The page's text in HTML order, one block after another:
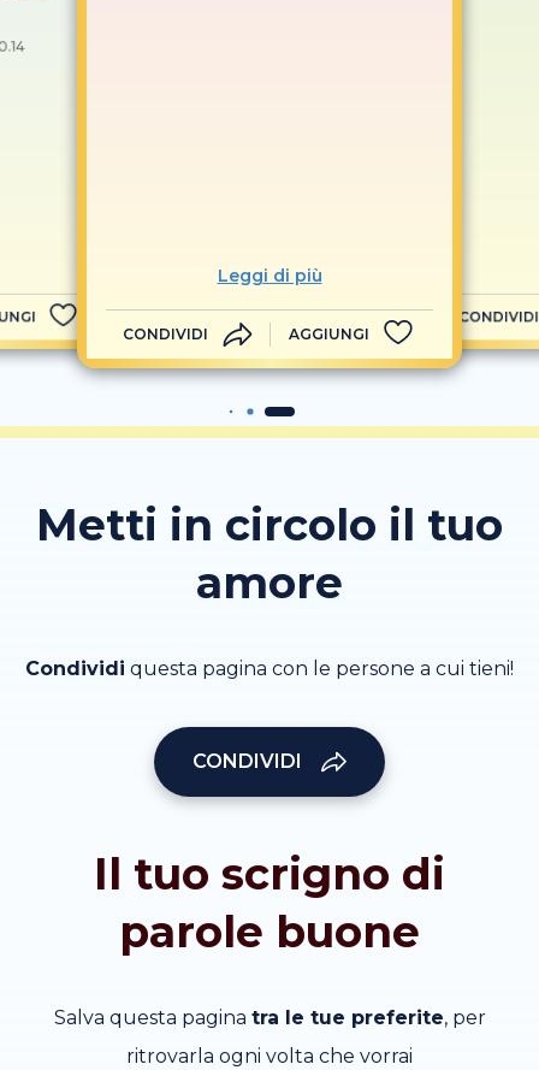
Leggi di più
CONDIVIDI AGGIUNGI
CONDIVIDI
Metti in circolo il tuo
amore
Condividi questa pagina con le persone a cui tieni!
CONDIVIDI
Il tuo scrigno di
parole buone
Salva questa pagina tra le tue preferite, per
ritrovarla ogni volta che vorrai